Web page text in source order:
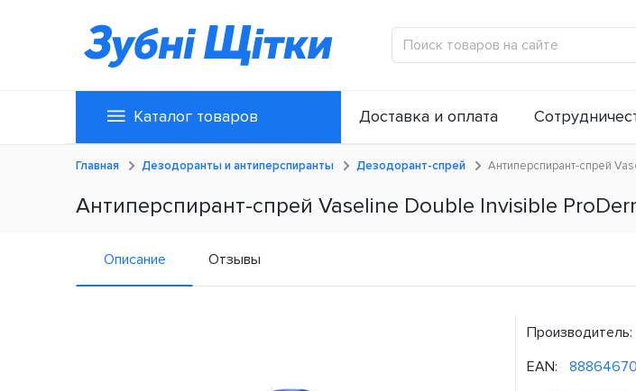
Каталог товаров Доставка и оплата
Главная Дезодоранты и антиперспиранты Дезодорант-спрей Антиперспирант-спрей
Антиперспирант-спрей Vaseline Double Invisible
Описание Отзывы
Производитель:
EAN: